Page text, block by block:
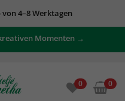
4–8 Werktagen
Momenten →
0 0